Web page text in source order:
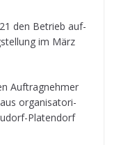
den Betrieb auf­
im März
Auf­trag­neh­mer
orga­ni­sa­to­ri­
Pla­ten­dorf